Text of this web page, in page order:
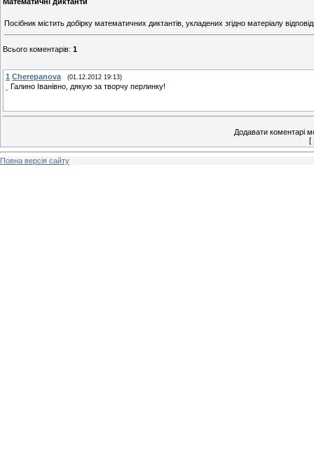
Посібник містить добірку математичних диктантів, укладених згідно матеріалу
Всього коментарів: 1
1 Cherepanova (01.12.2012 19:13)
Галино Іванівно, дякую за творчу перлинку!
Додавати коментарі
[
Повна версія сайту